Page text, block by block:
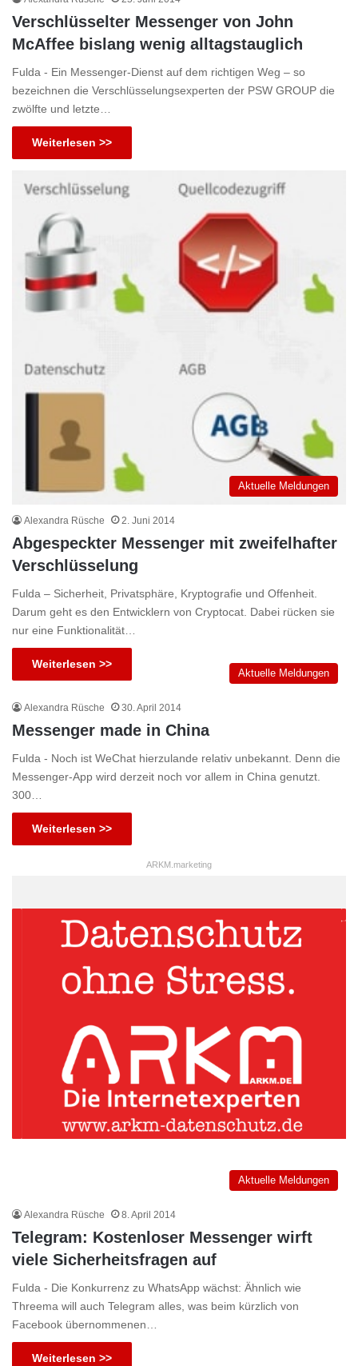
Verschlüsselter Messenger von John
McAffee bislang wenig alltagstauglich
Fulda - Ein Messenger-Dienst auf dem richtigen Weg – so
bezeichnen die Verschlüsselungsexperten der PSW GROUP die
zwölfte und letzte…
Weiterlesen >>
Aktuelle Meldungen
Alexandra Rüsche 2. Juni 2014
Abgespeckter Messenger mit zweifelhafter
Verschlüsselung
Fulda – Sicherheit, Privatsphäre, Kryptografie und Offenheit.
Darum geht es den Entwicklern von Cryptocat. Dabei rücken sie
nur eine Funktionalität…
Weiterlesen >>
Aktuelle Meldungen
Alexandra Rüsche 30. April 2014
Messenger made in China
Fulda - Noch ist WeChat hierzulande relativ unbekannt. Denn die
Messenger-App wird derzeit noch vor allem in China genutzt.
300…
Weiterlesen >>
ARKM.marketing
Aktuelle Meldungen
Alexandra Rüsche 8. April 2014
Telegram: Kostenloser Messenger wirft
viele Sicherheitsfragen auf
Fulda - Die Konkurrenz zu WhatsApp wächst: Ähnlich wie
Threema will auch Telegram alles, was beim kürzlich von
Facebook übernommenen…
Weiterlesen >>